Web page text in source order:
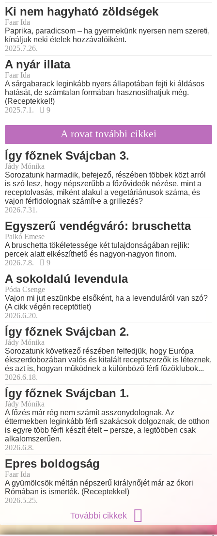
Ki nem hagyható zöldségek
Faar Ida
Paprika, paradicsom – ha gyermekünk nyersen nem szereti,
kínáljuk neki ételek hozzávalóiként.
2025.7.26.
A nyár illata
Faar Ida
A sárgabarack leginkább nyers állapotában fejti ki áldásos
hatását, de számtalan formában hasznosíthatjuk még.
(Receptekkel!)
2025.7.1.
9
A rovat további cikkei
Így főznek Svájcban 3.
Jády Mónika
Sorozatunk harmadik, befejező, részében többek közt arról
is szó lesz, hogy népszerűbb a főzővideók nézése, mint a
receptolvasás, miként alakul a vegetáriánusok száma, és
vajon férfidolognak számít-e a grillezés?
2026.7.31.
Egyszerű vendégváró: bruschetta
Palkó Emese
A bruschetta tökéletessége két tulajdonságában rejlik:
percek alatt elkészíthető és nagyon-nagyon finom.
2026.7.8.
9
A sokoldalú levendula
Póda Csenge
Vajon mi jut eszünkbe elsőként, ha a levenduláról van szó?
(A cikk végén receptötlet)
2026.6.20.
Így főznek Svájcban 2.
Jády Mónika
Sorozatunk következő részében felfedjük, hogy Európa
ékszerdobozában valós és kitalált receptszerzők is léteznek,
és azt is, hogyan működnek a különböző férfi főzőklubok...
2026.6.18.
Így főznek Svájcban 1.
Jády Mónika
A főzés már rég nem számít asszonydolognak. Az
éttermekben leginkább férfi szakácsok dolgoznak, de otthon
is egyre több férfi készít ételt – persze, a legtöbben csak
alkalomszerűen.
2026.6.8.
Epres boldogság
Faar Ida
A gyümölcsök méltán népszerű királynőjét már az ókori
Rómában is ismerték. (Receptekkel)
2026.5.25.
További cikkek